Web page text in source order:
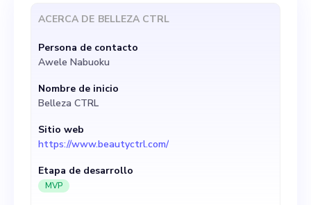
nuestro equipo. El candidato
ideal tendrá una experiencia
comprobada en la gestión de
plataformas de redes
sociales y la capacidad de
crear contenido atractivo
que se alinee con nuestra
marca y misión. Serás
ACERCA DE BELLEZA CTRL
Persona de contacto
Awele Nabuoku
Nombre de inicio
Belleza CTRL
Sitio web
https://www.beautyctrl.com/
Etapa de desarrollo
MVP